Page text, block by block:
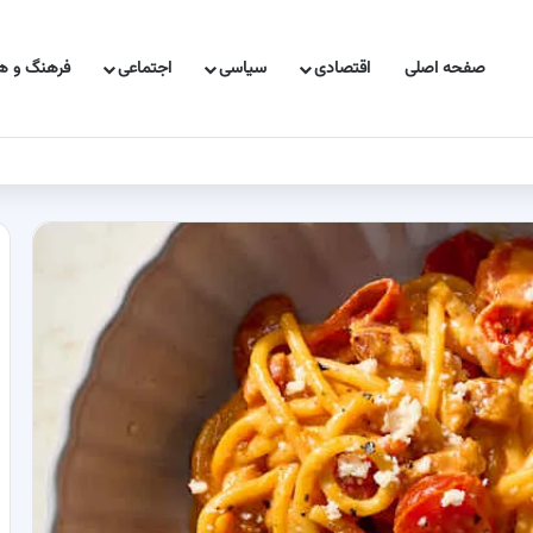
صفحه اصلی اقتصادی سیاسی اجتماعی فرهنگ و